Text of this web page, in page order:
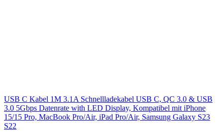
USB C Kabel 1M 3.1A Schnellladekabel USB C, QC 3.0 & USB
3.0 5Gbps Datenrate with LED Display, Kompatibel mit iPhone
15/15 Pro, MacBook Pro/Air, iPad Pro/Air, Samsung Galaxy S23
S22